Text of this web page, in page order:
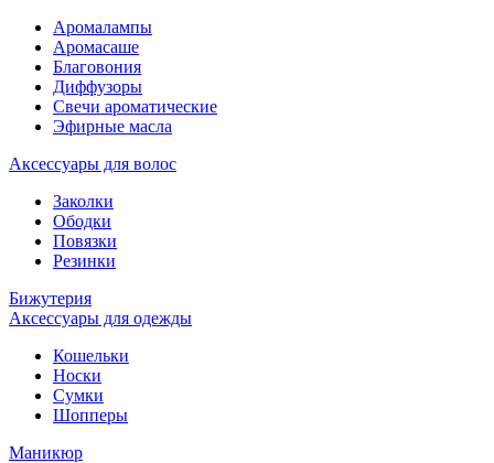
Аромалампы
Аромасаше
Благовония
Диффузоры
Свечи ароматические
Эфирные масла
Аксессуары для волос
Заколки
Ободки
Повязки
Резинки
Бижутерия
Аксессуары для одежды
Кошельки
Носки
Сумки
Шопперы
Маникюр